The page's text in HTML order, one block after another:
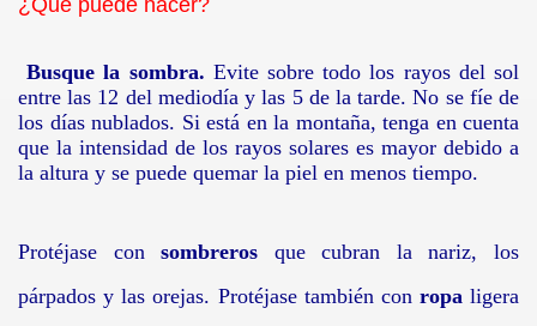
¿Qué puede hacer?
Busque la sombra. Evite sobre todo los rayos del sol
entre las 12 del mediodía y las 5 de la tarde. No se fíe de
los días nublados. Si está en la montaña, tenga en cuenta
que la intensidad de los rayos solares es mayor debido a
la altura y se puede quemar la piel en menos tiempo.
Protéjase consombreros que cubran la nariz, los
párpados y las orejas. Protéjase también con ropa ligera